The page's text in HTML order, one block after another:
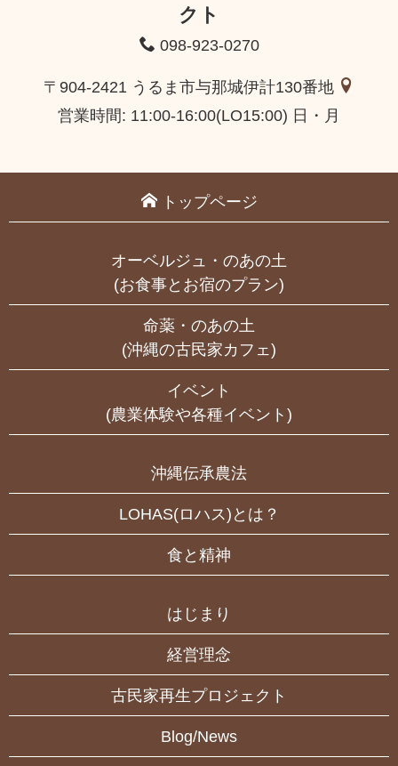
クト
098-923-0270
〒904-2421 うるま市与那城伊計130番地
営業時間: 11:00-16:00(LO15:00) 日・月
トップページ
オーベルジュ・のあの土
(お食事とお宿のプラン)
命薬・のあの土
(沖縄の古民家カフェ)
イベント
(農業体験や各種イベント)
沖縄伝承農法
LOHAS(ロハス)とは？
食と精神
はじまり
経営理念
古民家再生プロジェクト
Blog/News